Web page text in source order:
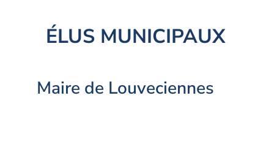
ÉLUS MUNICIPAUX
Maire de Louveciennes